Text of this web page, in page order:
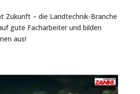
Zukunft – die Landtechnik-Branche
gute Facharbeiter und bilden
aus!